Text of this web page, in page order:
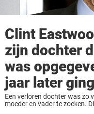
Clint
zijn dochter
was
jaar later
Een verloren dochter was zo
moeder en vader te zoeken.